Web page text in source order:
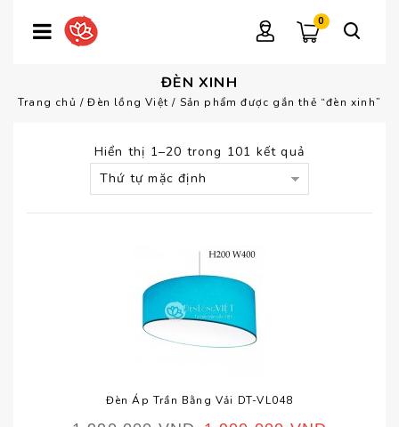
0
ĐÈN XINH
Trang chủ /Đèn lồng Việt / Sản phẩm được gắn thẻ “đèn xinh”
Hiển thị 1–20 trong 101 kết quả
Thứ tự mặc định
Đèn Áp Trần Bằng Vải DT-VL048